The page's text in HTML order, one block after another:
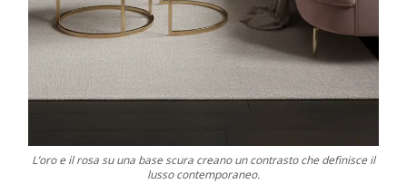
L’oro e il rosa su una base scura creano un contrasto che definisce il
lusso contemporaneo.